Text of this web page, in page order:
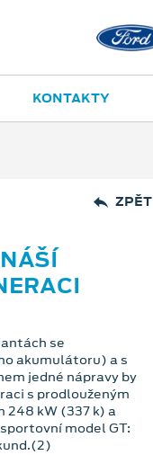
Ostrava - Vítkovice
KONTAKTY
ZPĚT
se
akumulátoru) a s
jedné nápravy by
s prodlouženým
248 kW (337 k) a
model GT: